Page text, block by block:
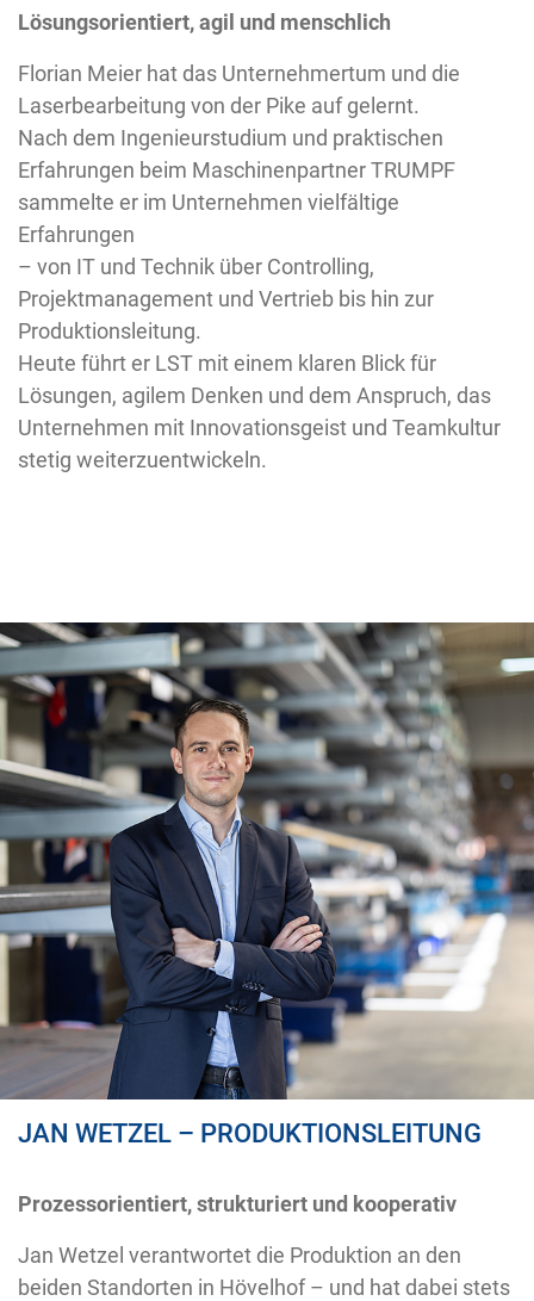
Lösungsorientiert, agil und menschlich
Florian Meier hat das Unternehmertum und die
Laserbearbeitung von der Pike auf gelernt.
Nach dem Ingenieurstudium und praktischen
Erfahrungen beim Maschinenpartner TRUMPF
sammelte er im Unternehmen vielfältige
Erfahrungen
– von IT und Technik über Controlling,
Projektmanagement und Vertrieb bis hin zur
Produktionsleitung.
Heute führt er LST mit einem klaren Blick für
Lösungen, agilem Denken und dem Anspruch, das
Unternehmen mit Innovationsgeist und Teamkultur
stetig weiterzuentwickeln.
JAN WETZEL – PRODUKTIONSLEITUNG
Prozessorientiert, strukturiert und kooperativ
Jan Wetzel verantwortet die Produktion an den
beiden Standorten in Hövelhof – und hat dabei stets